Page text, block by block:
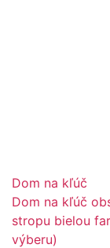
Dom na kľúč
Dom na kľúč
stropu bielou
výberu)